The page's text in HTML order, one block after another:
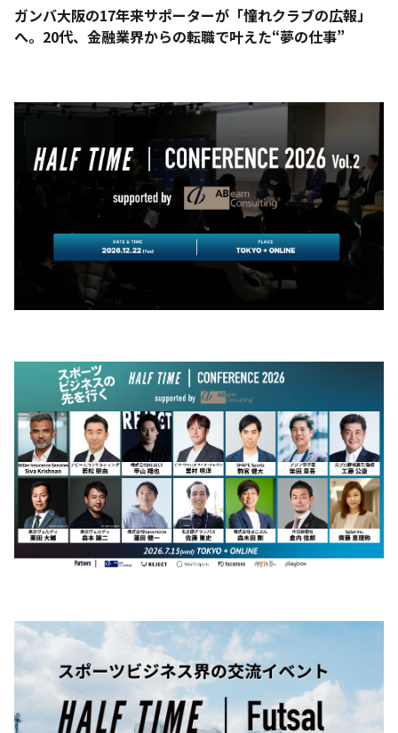
ガンバ大阪の17年来サポーターが「憧れクラブの広報」
へ。20代、金融業界からの転職で叶えた“夢の仕事”